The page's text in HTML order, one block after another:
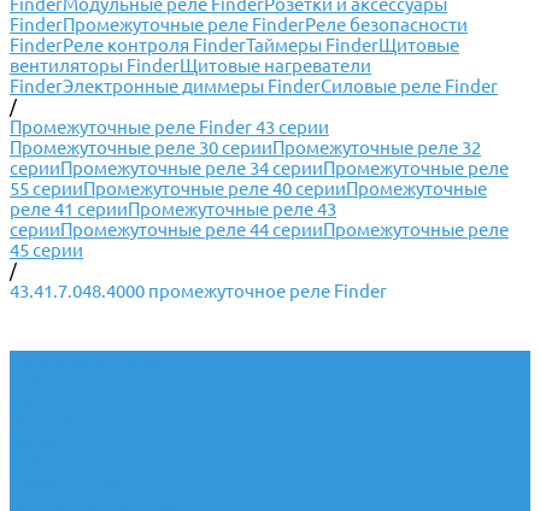
FinderМодульные реле FinderРозетки и аксессуары
FinderПромежуточные реле FinderРеле безопасности
FinderРеле контроля FinderТаймеры FinderЩитовые
вентиляторы FinderЩитовые нагреватели
FinderЭлектронные диммеры FinderСиловые реле Finder
/
Промежуточные реле Finder 43 серии
Промежуточные реле 30 серииПромежуточные реле 32
серииПромежуточные реле 34 серииПромежуточные реле
55 серииПромежуточные реле 40 серииПромежуточные
реле 41 серииПромежуточные реле 43
серииПромежуточные реле 44 серииПромежуточные реле
45 серии
/
43.41.7.048.4000 промежуточное реле Finder